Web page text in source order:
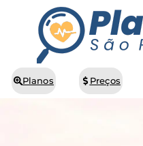
Planos Preços